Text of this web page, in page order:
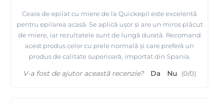
Ceara de epilat cu miere de la Quickepil este excelentă
pentru epilarea acasă. Se aplică ușor și are un miros plăcut
de miere, iar rezultatele sunt de lungă durată. Recomand
acest produs celor cu piele normală și care preferă un
produs de calitate superioară, importat din Spania.
V-a fost de ajutor această recenzie? Da Nu (0/0)